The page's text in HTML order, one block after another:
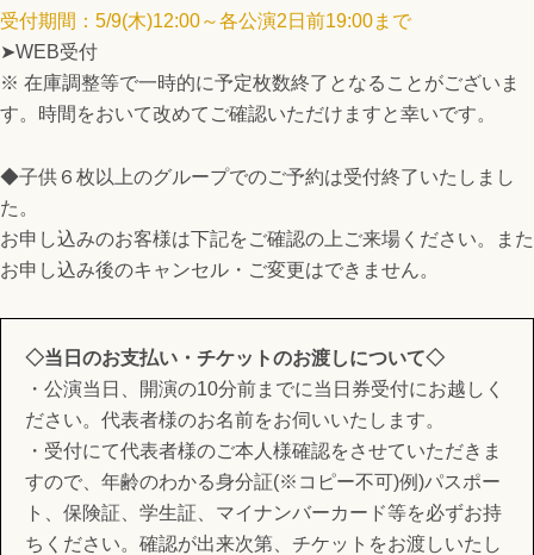
受付期間：5/9(木)12:00～各公演2日前19:00まで
➤WEB受付
※ 在庫調整等で一時的に予定枚数終了となることがございま
す。時間をおいて改めてご確認いただけますと幸いです。
◆子供６枚以上のグループでのご予約は受付終了いたしまし
た。
お申し込みのお客様は下記をご確認の上ご来場ください。また
お申し込み後のキャンセル・ご変更はできません。
◇当日のお支払い・チケットのお渡しについて◇
・公演当日、開演の10分前までに当日券受付にお越しく
ださい。代表者様のお名前をお伺いいたします。
・受付にて代表者様のご本人様確認をさせていただきま
すので、年齢のわかる身分証(※コピー不可)例)パスポー
ト、保険証、学生証、マイナンバーカード等を必ずお持
ちください。確認が出来次第、チケットをお渡しいたし